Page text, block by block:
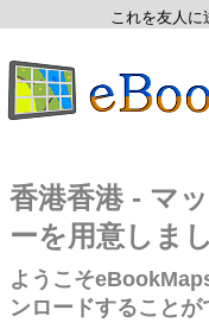
これを友人に
香港香港 - マ
ーを用意しま
ようこそ
ンロードすることが